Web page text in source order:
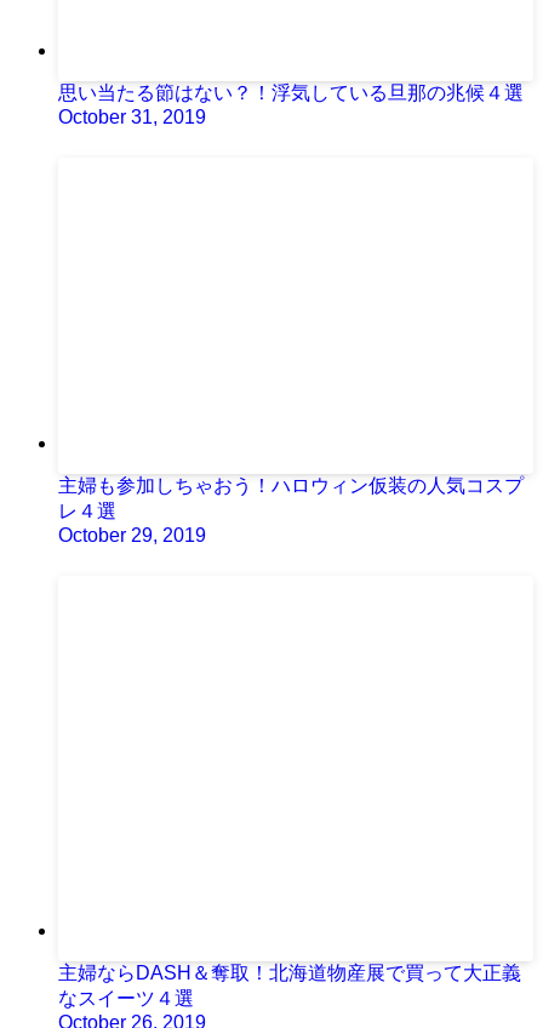
思い当たる節はない？！浮気している旦那の兆候４選
October 31, 2019
主婦も参加しちゃおう！ハロウィン仮装の人気コスプ
レ４選
October 29, 2019
主婦ならDASH＆奪取！北海道物産展で買って大正義
なスイーツ４選
October 26, 2019